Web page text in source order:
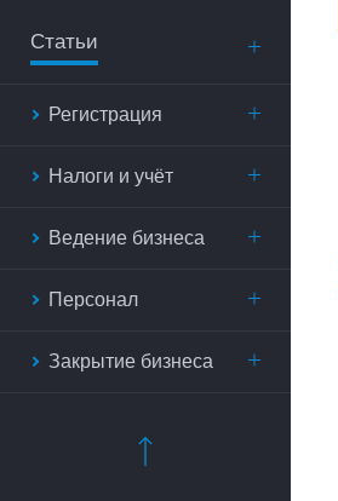
Статьи
Регистрация
Налоги и учёт
Ведение бизнеса
Персонал
Закрытие бизнеса